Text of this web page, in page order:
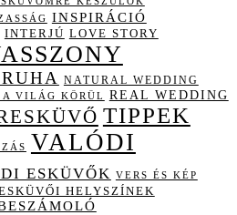
INSPIRÁCIÓ
INTERJÚ LOVE STORY
NATURAL WEDDING
A VILÁG KÖRÜL REAL WEDDING
TIPPEK
VALÓDI
ESKÜVŐK VERS ÉS KÉP
HELYSZÍNEK